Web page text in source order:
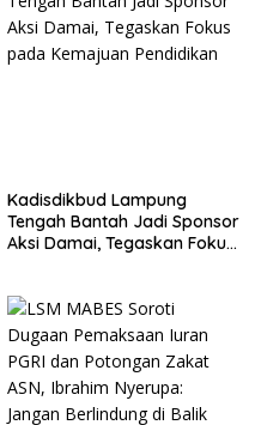
Kadisdikbud Lampung
Tengah Bantah Jadi Sponsor
Aksi Damai, Tegaskan Fokus